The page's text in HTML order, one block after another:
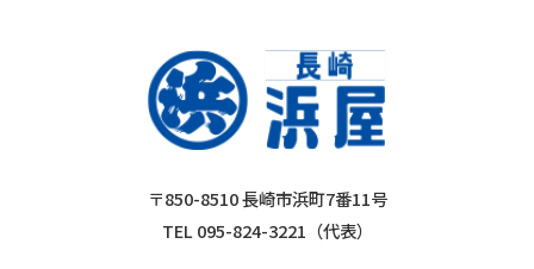
〒850-8510 長崎市浜町7番11号
TEL 095-824-3221（代表）